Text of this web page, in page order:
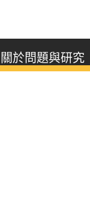
關於問題與研究
About this journal